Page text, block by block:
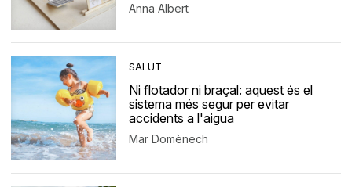
Anna Albert
SALUT
Ni flotador ni braçal: aquest és el
sistema més segur per evitar
accidents a l'aigua
Mar Domènech